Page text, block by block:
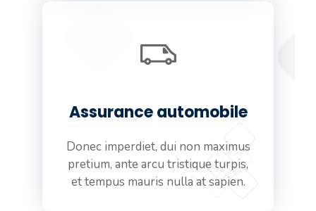
Assurance automobile
Donec imperdiet, dui non maximus
pretium, ante arcu tristique turpis,
et tempus mauris nulla at sapien.